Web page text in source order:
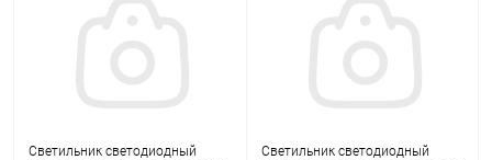
Светильник светодиодный
Светильник светодиодный